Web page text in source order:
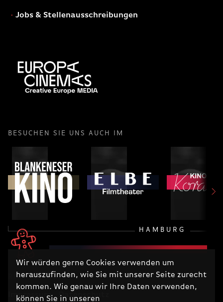
Wir würden gerne Cookies verwenden um
herauszufinden, wie Sie mit unserer Seite zurecht
kommen. Wie genau wir Ihre Daten verwenden,
können Sie in unseren
Jobs & Stellenausschreibungen
BESUCHEN SIE UNS AUCH IM
HAMBURG
RECHTLICHES
Impressum Datenschutz